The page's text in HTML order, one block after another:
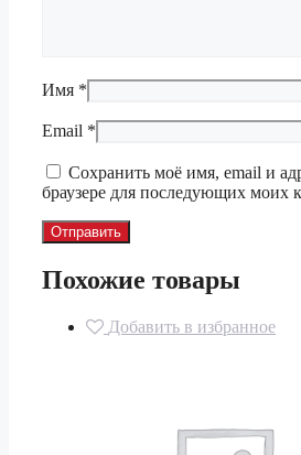
Имя *
Email *
Сохранить моё имя, email и
браузере для последующих моих
Похожие товары
Добавить в избранное